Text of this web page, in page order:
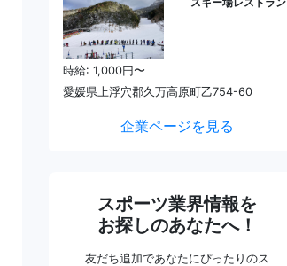
時給: 1,000円〜
愛媛県上浮穴郡久万高原町乙754-60
企業ページを見る
スポーツ業界情報を
お探しのあなたへ！
友だち追加であなたにぴったりのス